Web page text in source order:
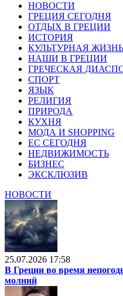
НОВОСТИ
ГРЕЦИЯ СЕГОДНЯ
ОТДЫХ В ГРЕЦИИ
ИСТОРИЯ
КУЛЬТУРНАЯ ЖИЗНЬ
НАШИ В ГРЕЦИИ
ГРЕЧЕСКАЯ
СПОРТ
ЯЗЫК
РЕЛИГИЯ
ПРИРОДА
КУХНЯ
МОДА И SHOPPING
ЕС СЕГОДНЯ
НЕДВИЖИМОСТЬ
БИЗНЕС
ЭКСКЛЮЗИВ
НОВОСТИ
25.07.2026 17:58
В Греции во время
молний